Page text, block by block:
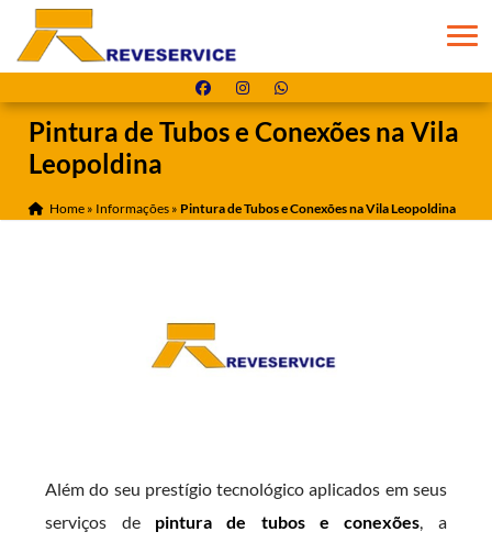
Pintura de Tubos e Conexões na Vila
Leopoldina
Home » Informações » Pintura de Tubos e Conexões na Vila Leopoldina
Além do seu prestígio tecnológico aplicados em seus
serviços de pintura de tubos e conexões, a